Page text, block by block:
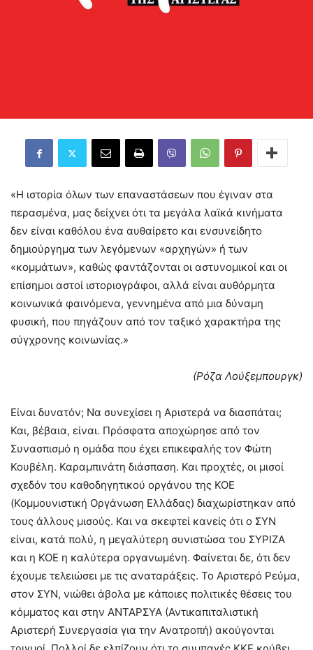
«Η ιστορία όλων των επαναστάσεων που έγιναν στα
περασμένα, μας δείχνει ότι τα μεγάλα λαϊκά κινήματα
δεν είναι καθόλου ένα αυθαίρετο και ενσυνείδητο
δημιούργημα των λεγόμενων «αρχηγών» ή των
«κομμάτων», καθώς φαντάζονται οι αστυνομικοί και οι
επίσημοι αστοί ιστοριογράφοι, αλλά είναι αυθόρμητα
κοινωνικά φαινόμενα, γεννημένα από μια δύναμη
φυσική, που πηγάζουν από τον ταξικό χαρακτήρα της
σύγχρονης κοινωνίας.»
(Ρόζα Λούξεμπουργκ)
Είναι δυνατόν; Να συνεχίσει η Αριστερά να διασπάται;
Και, βέβαια, είναι. Πρόσφατα αποχώρησε από τον
Συνασπισμό η ομάδα που έχει επικεφαλής τον Φώτη
Κουβέλη. Καραμπινάτη διάσπαση. Και προχτές, οι μισοί
σχεδόν του καθοδηγητικού οργάνου της ΚΟΕ
(Κομμουνιστική Οργάνωση Ελλάδας) διαχωρίστηκαν από
τους άλλους μισούς. Και να σκεφτεί κανείς ότι ο ΣΥΝ
είναι, κατά πολύ, η μεγαλύτερη συνιστώσα του ΣΥΡΙΖΑ
και η ΚΟΕ η καλύτερα οργανωμένη. Φαίνεται δε, ότι δεν
έχουμε τελειώσει με τις αναταράξεις. Το Αριστερό Ρεύμα,
στον ΣΥΝ, νιώθει άβολα με κάποιες πολιτικές θέσεις του
κόμματος και στην ΑΝΤΑΡΣΥΑ (Αντικαπιταλιστική
Αριστερή Συνεργασία για την Ανατροπή) ακούγονται